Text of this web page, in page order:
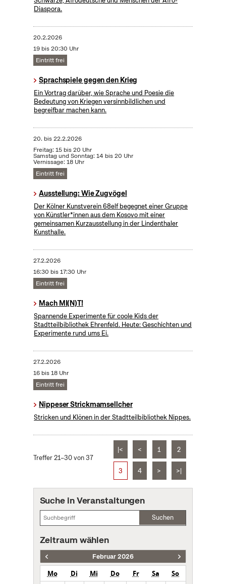
Diaspora.
20.2.2026
19 bis 20:30 Uhr
Eintritt frei
Sprachspiele gegen den Krieg
Ein Vortrag darüber, wie Sprache und Poesie die
Bedeutung von Kriegen versinnbildlichen und
begreifbar machen kann.
20. bis22.2.2026
Freitag: 15 bis 20 Uhr
Samstag und Sonntag: 14 bis 20 Uhr
Vernissage: 18 Uhr
Eintritt frei
Ausstellung: Wie Zugvögel
Der Kölner Kunstverein 68elf begegnet einer Gruppe
von Künstler*innen aus dem Kosovo mit einer
gemeinsamen Kurzausstellung in der Lindenthaler
Kunsthalle.
27.2.2026
16:30 bis 17:30 Uhr
Eintritt frei
Mach MI(N)T!
Spannende Experimente für coole Kids der
Stadtteilbibliothek Ehrenfeld. Heute: Geschichten und
Experimente rund ums Ei.
27.2.2026
16 bis 18 Uhr
Eintritt frei
Nippeser Strickmamsellcher
Stricken und Klönen in der Stadtteilbibliothek Nippes.
Treffer 21–30 von 37
|< < 1 2
3 4 > >|
Suche in Veranstaltungen
Suchen
Zeitraum wählen
Februar 2026
Mo Di Mi Do Fr Sa
So